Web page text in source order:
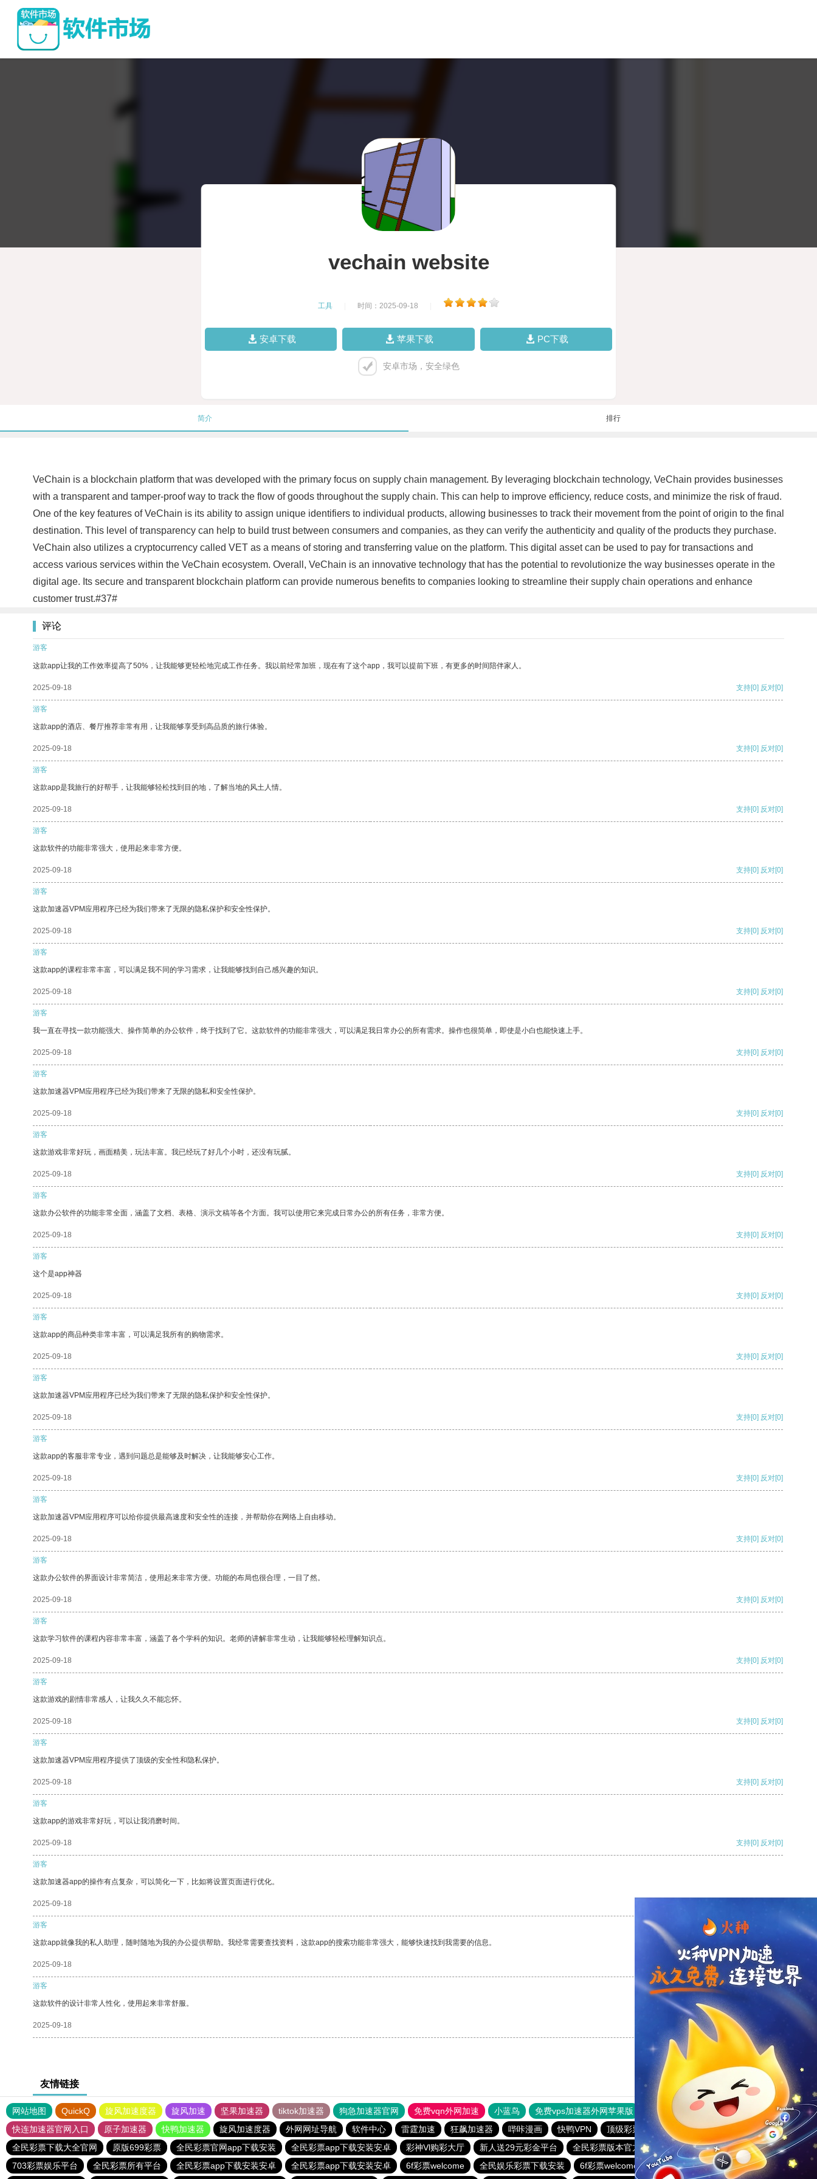
vechain website
工具 时间：2025-09-18
安卓下载 苹果下载 PC下载
安卓市场，安全绿色
简介 排行
VeChain is a blockchain platform that was developed with the primary focus on supply chain management. By leveraging blockchain technology, VeChain provides businesses
with a transparent and tamper-proof way to track the flow of goods throughout the supply chain. This can help to improve efficiency, reduce costs, and minimize the risk of fraud.
One of the key features of VeChain is its ability to assign unique identifiers to individual products, allowing businesses to track their movement from the point of origin to the final
destination. This level of transparency can help to build trust between consumers and companies, as they can verify the authenticity and quality of the products they purchase.
VeChain also utilizes a cryptocurrency called VET as a means of storing and transferring value on the platform. This digital asset can be used to pay for transactions and
access various services within the VeChain ecosystem. Overall, VeChain is an innovative technology that has the potential to revolutionize the way businesses operate in the
digital age. Its secure and transparent blockchain platform can provide numerous benefits to companies looking to streamline their supply chain operations and enhance
customer trust.#37#
评论
游客
这款app让我的工作效率提高了50%，让我能够更轻松地完成工作任务。我以前经常加班，现在有了这个app，我可以提前下班，有更多的时间陪伴家人。
2025-09-18 支持[0] 反对[0]
游客
这款app的酒店、餐厅推荐非常有用，让我能够享受到高品质的旅行体验。
2025-09-18 支持[0] 反对[0]
游客
这款app是我旅行的好帮手，让我能够轻松找到目的地，了解当地的风土人情。
2025-09-18 支持[0] 反对[0]
游客
这款软件的功能非常强大，使用起来非常方便。
2025-09-18 支持[0] 反对[0]
游客
这款加速器VPM应用程序已经为我们带来了无限的隐私保护和安全性保护。
2025-09-18 支持[0] 反对[0]
游客
这款app的课程非常丰富，可以满足我不同的学习需求，让我能够找到自己感兴趣的知识。
2025-09-18 支持[0] 反对[0]
游客
我一直在寻找一款功能强大、操作简单的办公软件，终于找到了它。这款软件的功能非常强大，可以满足我日常办公的所有需求。操作也很简单，即使是小白也能快速上手。
2025-09-18 支持[0] 反对[0]
游客
这款加速器VPM应用程序已经为我们带来了无限的隐私和安全性保护。
2025-09-18 支持[0] 反对[0]
游客
这款游戏非常好玩，画面精美，玩法丰富。我已经玩了好几个小时，还没有玩腻。
2025-09-18 支持[0] 反对[0]
游客
这款办公软件的功能非常全面，涵盖了文档、表格、演示文稿等各个方面。我可以使用它来完成日常办公的所有任务，非常方便。
2025-09-18 支持[0] 反对[0]
游客
这个是app神器
2025-09-18 支持[0] 反对[0]
游客
这款app的商品种类非常丰富，可以满足我所有的购物需求。
2025-09-18 支持[0] 反对[0]
游客
这款加速器VPM应用程序已经为我们带来了无限的隐私保护和安全性保护。
2025-09-18 支持[0] 反对[0]
游客
这款app的客服非常专业，遇到问题总是能够及时解决，让我能够安心工作。
2025-09-18 支持[0] 反对[0]
游客
这款加速器VPM应用程序可以给你提供最高速度和安全性的连接，并帮助你在网络上自由移动。
2025-09-18 支持[0] 反对[0]
游客
这款办公软件的界面设计非常简洁，使用起来非常方便。功能的布局也很合理，一目了然。
2025-09-18 支持[0] 反对[0]
游客
这款学习软件的课程内容非常丰富，涵盖了各个学科的知识。老师的讲解非常生动，让我能够轻松理解知识点。
2025-09-18 支持[0] 反对[0]
游客
这款游戏的剧情非常感人，让我久久不能忘怀。
2025-09-18 支持[0] 反对[0]
游客
这款加速器VPM应用程序提供了顶级的安全性和隐私保护。
2025-09-18 支持[0] 反对[0]
游客
这款app的游戏非常好玩，可以让我消磨时间。
2025-09-18 支持[0] 反对[0]
游客
这款加速器app的操作有点复杂，可以简化一下，比如将设置页面进行优化。
2025-09-18
游客
这款app就像我的私人助理，随时随地为我的办公提供帮助。我经常需要查找资料，这款app的搜索功能非常强大，能够快速找到我需要的信息。
2025-09-18 支持 [0] 反对 [0]
游客
这款软件的设计非常人性化，使用起来非常舒服。
2025-09-18 支持
友情链接
网站地图 QuickQ 旋风加速度器 旋风加速 坚果加速器 tiktok加速器 狗急加速器官网 免费vqn外网加速 小蓝鸟 免费vps加速器外网苹果版 旋风加速度器
快连加速器
快连加速器官网入口
原子加速器 快鸭加速器 旋风加速度器 外网网址导航 软件中心 雷霆加速 狂飙加速器 哔咔漫画 快鸭VPN 顶级彩票app官方网站
一分大发系统彩票app
全民彩票下载大全官网
原版699彩票 全民彩票官网app下载安装 全民彩票app下载安装安卓 彩神Vl购彩大厅 新人送29元彩金平台 全民彩票版本官方下载
顶级彩票app官方网站
703彩票娱乐平台
全民彩票所有平台 全民彩票app下载安装安卓 全民彩票app下载安装安卓 6f彩票welcome 全民娱乐彩票下载安装 6f彩票welcome
一分大发系统彩票app